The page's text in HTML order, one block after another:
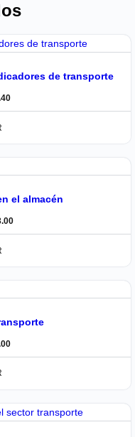
de transporte
el almacén